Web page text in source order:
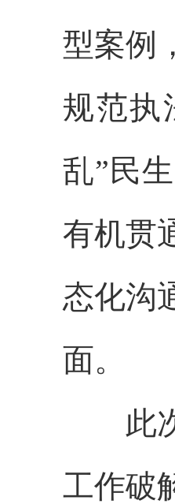
型案例
规范执
乱”民
有机贯
态化沟
面。
此
工作破